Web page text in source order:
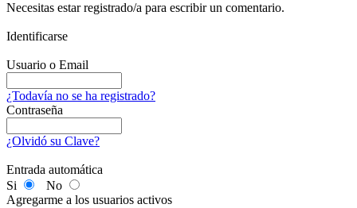
Necesitas estar registrado/a para escribir un comentario.
Identificarse
Usuario o Email
¿Todavía no se ha registrado?
Contraseña
¿Olvidó su Clave?
Entrada automática
Si
No
Agregarme a los usuarios activos